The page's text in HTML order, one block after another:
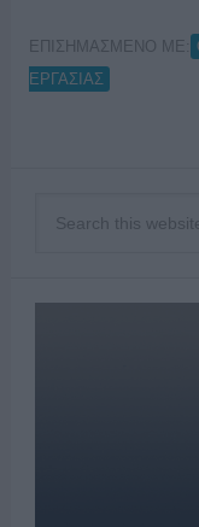
ΕΠΙΣΗΜΑΣΜΕΝΟ ΜΕ:
ΕΡΓΑΣΙΑΣ